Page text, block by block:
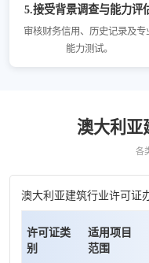
5.接受背景调查与能力评
审核财务信用、历史记录及专
能力测试。
澳大利亚
各
澳大利亚建筑行业许可证
许可证类
别
适用项目
范围